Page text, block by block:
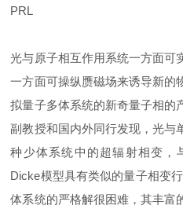
PRL
光与原子相互作用系统一方面可
一方面可操纵赝磁场来诱导新的
拟量子多体系统的新奇量子相的
副教授和国内外同行发现，光与
种少体系统中的超辐射相变，
Dicke模型具有类似的量子相变
体系统的严格解很困难，其丰富